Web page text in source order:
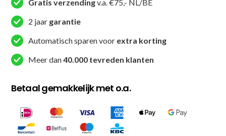
aantalGratis verzendingv.a. €75,- NL/BE
2 jaar garantie
Automatisch sparen voor extra korting
Meer dan40.000 tevreden klanten
Betaal gemakkelijk met o.a.